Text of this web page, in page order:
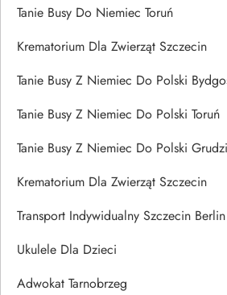
Tanie Busy Do Niemiec Toruń
Krematorium Dla Zwierząt Szczecin
Tanie Busy Z Niemiec Do Polski
Tanie Busy Z Niemiec Do Polski Toruń
Tanie Busy Z Niemiec Do Polski
Krematorium Dla Zwierząt Szczecin
Transport Indywidualny Szczecin Berlin
Ukulele Dla Dzieci
Adwokat Tarnobrzeg